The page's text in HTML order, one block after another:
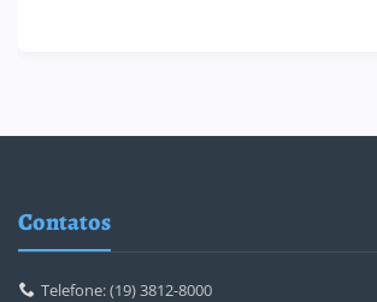
Contatos
Telefone: (19) 3812-8000